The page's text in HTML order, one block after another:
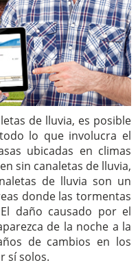
de lluvia, es posible
lo que involucra el
ubicadas en climas
sin canaletas de lluvia,
de lluvia son un
donde las tormentas
daño causado por el
de la noche a la
de cambios en los
sí solos.